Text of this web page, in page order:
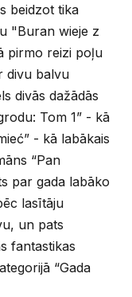
beidzot tika
"Buran wieje z
pirmo reizi poļu
divu balvu
divās dažādās
Tom 1” - kā
- kā labākais
“Pan
par gada labāko
lasītāju
un pats
fantastikas
“Gada